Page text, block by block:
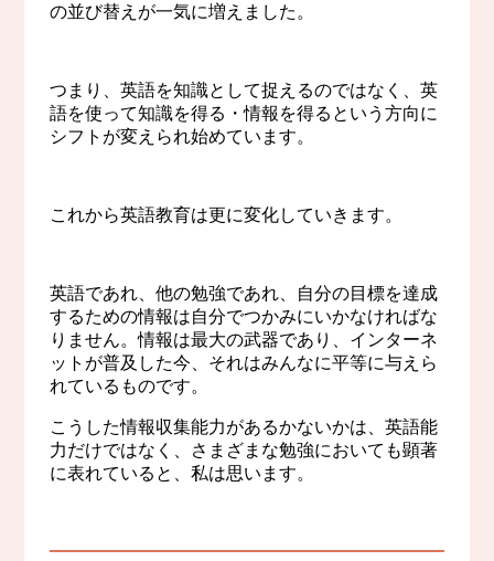
の並び替えが一気に増えました。
つまり、英語を知識として捉えるのではなく、英
語を使って知識を得る・情報を得るという方向に
シフトが変えられ始めています。
これから英語教育は更に変化していきます。
英語であれ、他の勉強であれ、自分の目標を達成
するための情報は自分でつかみにいかなければな
りません。情報は最大の武器であり、インターネ
ットが普及した今、それはみんなに平等に与えら
れているものです。
こうした情報収集能力があるかないかは、英語能
力だけではなく、さまざまな勉強においても顕著
に表れていると、私は思います。